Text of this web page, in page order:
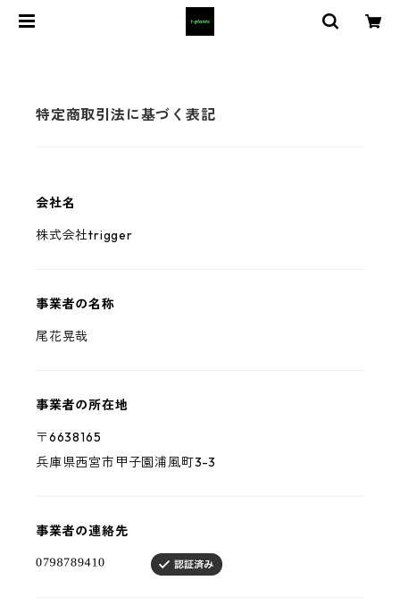
特定商取引法に基づく表記
会社名
株式会社trigger
事業者の名称
尾花晃哉
事業者の所在地
〒6638165
兵庫県西宮市甲子園浦風町3-3
事業者の連絡先